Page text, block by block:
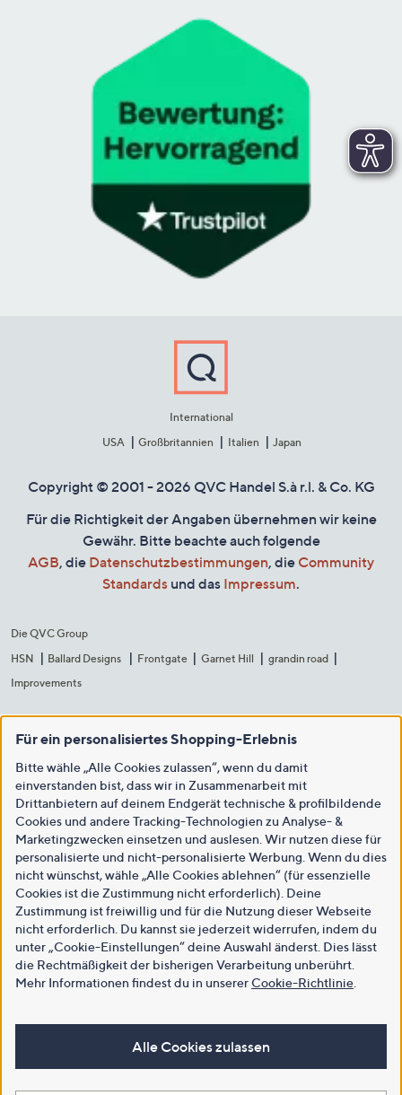
International
USA
Großbritannien Italien Japan
Copyright © 2001 - 2026 QVC Handel S.à r.l. & Co. KG
Für die Richtigkeit der Angaben übernehmen wir keine
Gewähr. Bitte beachte auch folgende
AGB, die Datenschutzbestimmungen, die Community
Standards und das Impressum.
Die QVC Group
HSN
Ballard Designs Frontgate Garnet Hill
grandin road
Improvements
Für ein personalisiertes Shopping-Erlebnis
Bitte wähle „Alle Cookies zulassen“, wenn du damit
einverstanden bist, dass wir in Zusammenarbeit mit
Drittanbietern auf deinem Endgerät technische & profilbildende
Cookies und andere Tracking-Technologien zu Analyse- &
Marketingzwecken einsetzen und auslesen. Wir nutzen diese für
personalisierte und nicht-personalisierte Werbung. Wenn du dies
nicht wünschst, wähle „Alle Cookies ablehnen“ (für essenzielle
Cookies ist die Zustimmung nicht erforderlich). Deine
Zustimmung ist freiwillig und für die Nutzung dieser Webseite
nicht erforderlich. Du kannst sie jederzeit widerrufen, indem du
unter „Cookie-Einstellungen“ deine Auswahl änderst. Dies lässt
die Rechtmäßigkeit der bisherigen Verarbeitung unberührt.
Mehr Informationen findest du in unsererCookie-Richtlinie
Alle Cookies zulassen